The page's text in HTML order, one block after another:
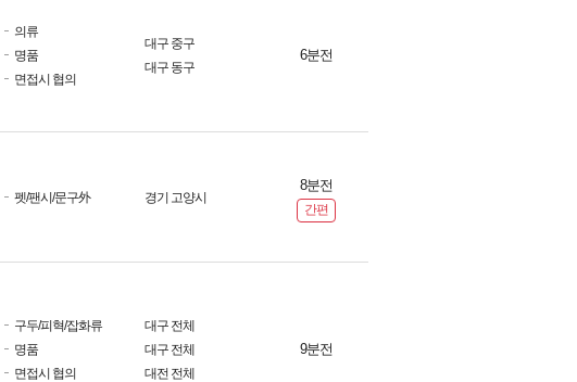
의류
명품
면접시 협의
대구 중구
대구 동구
6분전
펫/팬시/문구外 경기 고양시
8분전
간편
구두/피혁/잡화류
명품
면접시 협의
대구 전체
대구 전체
대전 전체
9분전